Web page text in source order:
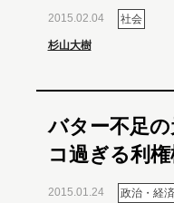
2015.02.04 社会
杉山大樹
バター不足
コ過ぎる利
2015.01.24 政治・経済